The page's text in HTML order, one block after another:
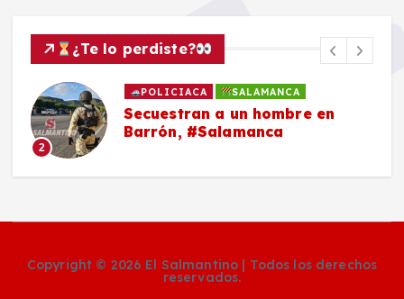
¿Te lo perdiste?
2
POLICIACA SALAMANCA
Secuestran a un hombre en
Barrón, #Salamanca
Copyright © 2026 El Salmantino | Todos los derechos
reservados.